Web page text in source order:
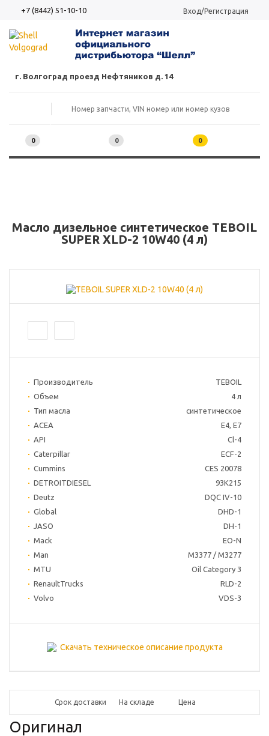
+7 (8442) 51-10-10 Вход/Регистрация
г. Волгоград проезд Нефтяников д. 14
0 0 0
Масло дизельное синтетическое TEBOIL
SUPER XLD-2 10W40 (4 л)
Производитель
TEBOIL
Объем
4 л
Тип масла
синтетическое
ACEA
E4, E7
API
Cl-4
Caterpillar
ECF-2
Cummins
CES 20078
DETROITDIESEL
93K215
Deutz
DQC IV-10
Global
DHD-1
JASO
DH-1
Mack
EO-N
Man
M3377 / M3277
MTU
Oil Category 3
RenaultTrucks
RLD-2
Volvo
VDS-3
Скачать техническое описание продукта
Срок доставки На складе Цена
Оригинал